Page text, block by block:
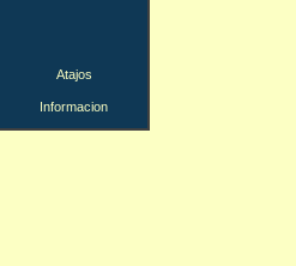
Atajos
Informacion